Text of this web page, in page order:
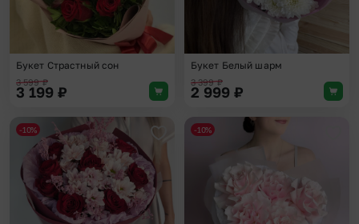
Букет Страстный сон
3 599₽
3 199 ₽
Букет Белый шарм
3 399₽
2 999 ₽
Добавить в избранное
-10% -10%